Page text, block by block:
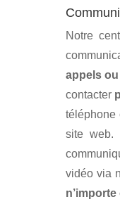
Notre
appels
contacter
téléphone
site web.
vidéo via
n’importe